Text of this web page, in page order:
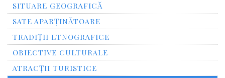
SITUARE GEOGRAFICĂ
SATE APARȚINĂTOARE
TRADIȚII ETNOGRAFICE
OBIECTIVE CULTURALE
ATRACȚII TURISTICE